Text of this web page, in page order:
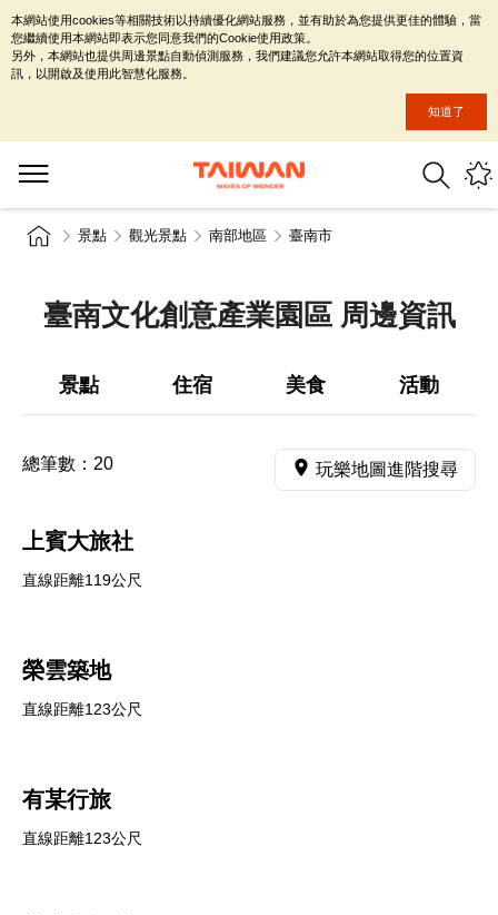
景點 觀光景點 南部地區 臺南市
臺南文化創意產業園區 周邊資訊
景點 住宿 美食 活動
總筆數： 20 玩樂地圖進階搜尋
上賓大旅社
直線距離119公尺
榮雲築地
直線距離123公尺
有某行旅
直線距離123公尺
本網站使用cookies等相關技術以持續優化網站服務，並有助於為您提供更佳的體驗，當
您繼續使用本網站即表示您同意我們的Cookie使用政策。
另外，本網站也提供周邊景點自動偵測服務，我們建議您允許本網站取得您的位置資
訊，以開啟及使用此智慧化服務。
知道了